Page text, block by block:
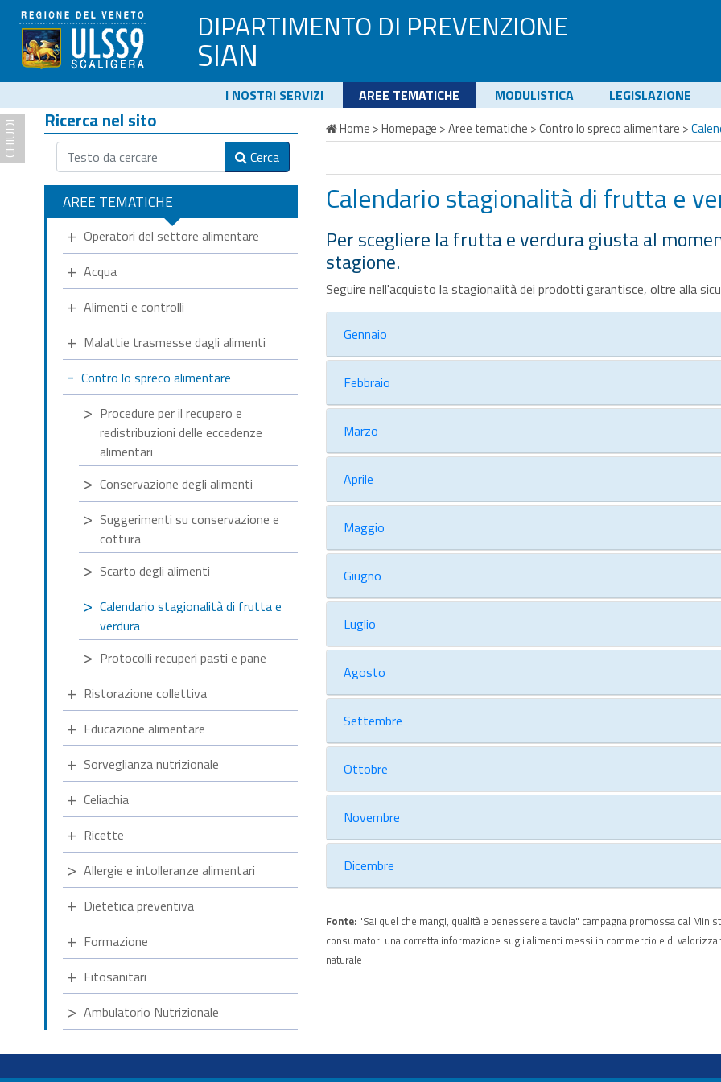
DIPARTIMENTO DI PREVENZIONE
SIAN
I NOSTRI SERVIZI AREE TEMATICHE MODULISTICA LEGISLAZIONE
Home >Homepage >Aree tematiche >Contro lo spreco alimentare >
Calendario stagionalità di frutta e
Per scegliere la frutta e verdura giusta al
stagione.
Seguire nell'acquisto la stagionalità dei prodotti garantisce, oltre alla
Gennaio
Febbraio
Marzo
Aprile
Maggio
Giugno
Luglio
Agosto
Settembre
Ottobre
Novembre
Dicembre
Fonte: "Sai quel che mangi, qualità e benessere a tavola" campagna promossa dal
consumatori una corretta informazione sugli alimenti messi in commercio e di
naturale
CHIUDI Ricerca nel sito
Cerca
AREE TEMATICHE
Operatori del settore alimentare
Acqua
Alimenti e controlli
Malattie trasmesse dagli alimenti
Contro lo spreco alimentare
Procedure per il recupero e
redistribuzioni delle eccedenze
alimentari
Conservazione degli alimenti
Suggerimenti su conservazione e
cottura
Scarto degli alimenti
Calendario stagionalità di frutta e
verdura
Protocolli recuperi pasti e pane
Ristorazione collettiva
Educazione alimentare
Sorveglianza nutrizionale
Celiachia
Ricette
Allergie e intolleranze alimentari
Dietetica preventiva
Formazione
Fitosanitari
Ambulatorio Nutrizionale